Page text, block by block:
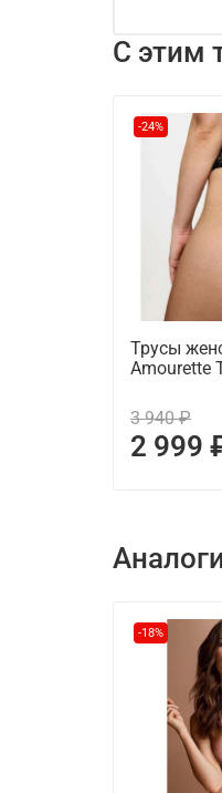
С этим
-24%
Трусы
Amourette
3 940 ₽
2 999
-18%